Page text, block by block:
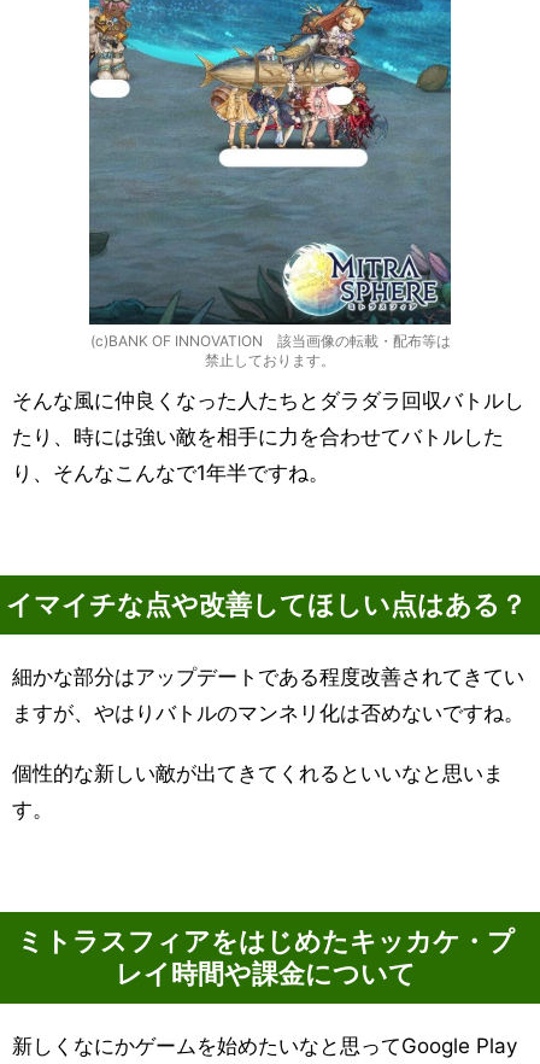
(c)BANK OF INNOVATION 該当画像の転載・配布等は
禁止しております。
そんな風に仲良くなった人たちとダラダラ回収バトルし
たり、時には強い敵を相手に力を合わせてバトルした
り、そんなこんなで1年半ですね。
イマイチな点や改善してほしい点はある？
細かな部分はアップデートである程度改善されてきてい
ますが、やはりバトルのマンネリ化は否めないですね。
個性的な新しい敵が出てきてくれるといいなと思いま
す。
ミトラスフィアをはじめたキッカケ・プ
レイ時間や課金について
新しくなにかゲームを始めたいなと思ってGoogle Play